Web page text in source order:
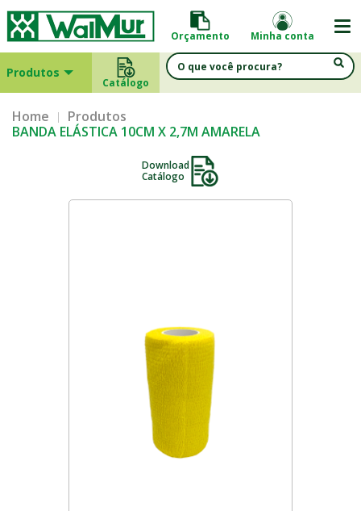
Orçamento Minha conta
Produtos
Catálogo
Home
Produtos
BANDA ELÁSTICA 10CM X 2,7M AMARELA
Download
Catálogo